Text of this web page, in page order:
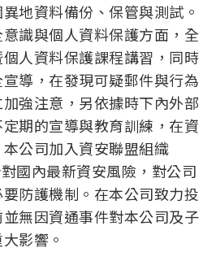
地資料備份、保管與測試。
識與個人資料保護方面，全
人資料保護課程講習，同時
導，在發現可疑郵件與行為
強注意，另依據時下內外部
期的宣導與教育訓練，在資
公司加入資安聯盟組織
國內最新資安風險，對公司
防護機制。在本公司致力投
無因資通事件對本公司及子
影響。